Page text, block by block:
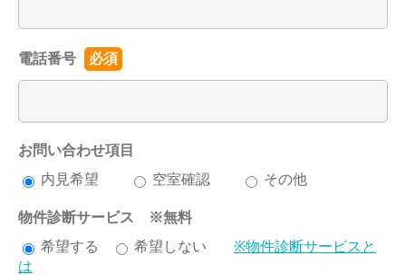
電話番号 必須
お問い合わせ項目
内見希望
空室確認 その他
物件診断サービス ※無料
希望する
希望しない
※物件診断サービスと
は